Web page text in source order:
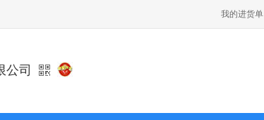
我的进货单
公司